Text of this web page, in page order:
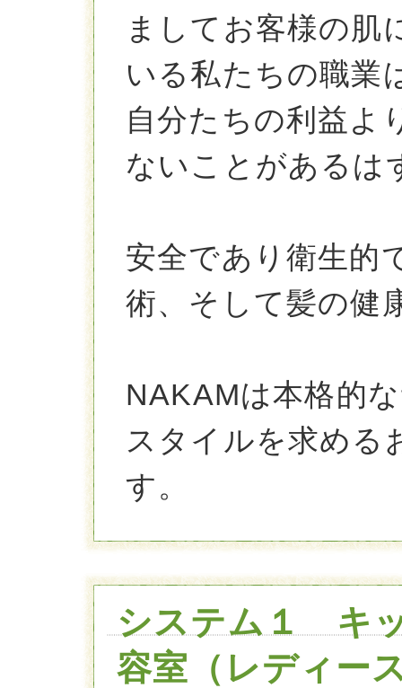
ましてお客様の肌
いる私たちの職業
自分たちの利益よ
ないことがあるは
安全であり衛生的
術、そして髪の健
NAKAMは本格的
スタイルを求める
す。
システム１ キ
容室（レディー